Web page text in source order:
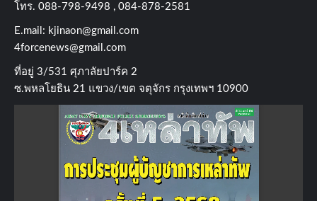
โทร​. 088-798-9498 , 084-878-2581
E.mail: kjinaon@gmail.com
4forcenews@gmail.com
ที่อยู่​ 3/531​ ศุภาลัยปาร์ค​ 2
ซ.พหลโยธิน​ 21​ แขวง/เขต​ จตุจักร​ กรุงเทพฯ 10900